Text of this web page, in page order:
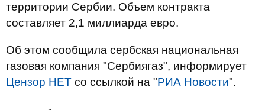
территории Сербии. Объем контракта
составляет 2,1 миллиарда евро.
Об этом сообщила сербская национальная
газовая компания "Сербиягаз", информирует
Цензор НЕТ со ссылкой на "РИА Новости".